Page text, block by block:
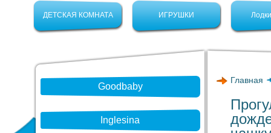
ДЕТСКАЯ КОМНАТА ИГРУШКИ
Goodbaby
Inglesina
Главная